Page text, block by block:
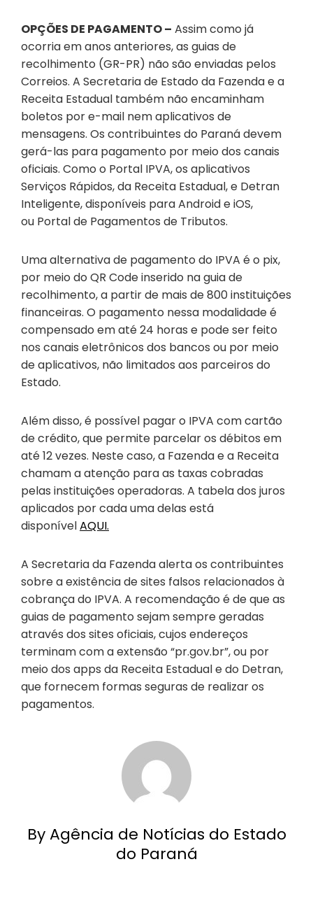
OPÇÕES DE PAGAMENTO – Assim como já
ocorria em anos anteriores, as guias de
recolhimento (GR-PR) não são enviadas pelos
Correios. A Secretaria de Estado da Fazenda e a
Receita Estadual também não encaminham
boletos por e-mail nem aplicativos de
mensagens. Os contribuintes do Paraná devem
gerá-las para pagamento por meio dos canais
oficiais. Como o Portal IPVA, os aplicativos
Serviços Rápidos, da Receita Estadual, e Detran
Inteligente, disponíveis para Android e iOS,
ou Portal de Pagamentos de Tributos.
Uma alternativa de pagamento do IPVA é o pix,
por meio do QR Code inserido na guia de
recolhimento, a partir de mais de 800 instituições
financeiras. O pagamento nessa modalidade é
compensado em até 24 horas e pode ser feito
nos canais eletrônicos dos bancos ou por meio
de aplicativos, não limitados aos parceiros do
Estado.
Além disso, é possível pagar o IPVA com cartão
de crédito, que permite parcelar os débitos em
até 12 vezes. Neste caso, a Fazenda e a Receita
chamam a atenção para as taxas cobradas
pelas instituições operadoras. A tabela dos juros
aplicados por cada uma delas está
disponívelAQUI.
A Secretaria da Fazenda alerta os contribuintes
sobre a existência de sites falsos relacionados à
cobrança do IPVA. A recomendação é de que as
guias de pagamento sejam sempre geradas
através dos sites oficiais, cujos endereços
terminam com a extensão “pr.gov.br”, ou por
meio dos apps da Receita Estadual e do Detran,
que fornecem formas seguras de realizar os
pagamentos.
By Agência de Notícias do Estado
do Paraná